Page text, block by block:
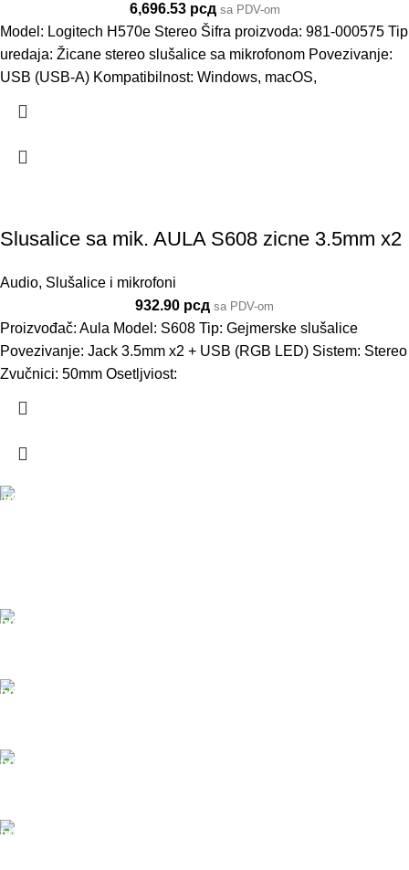
6,696.53 рсд sa PDV-om
Model: Logitech H570e Stereo Šifra proizvoda: 981-000575 Tip
uredaja: Žicane stereo slušalice sa mikrofonom Povezivanje:
USB (USB-A) Kompatibilnost: Windows, macOS,
Slusalice sa mik. AULA S608 zicne 3.5mm x2
Audio, Slušalice i mikrofoni
932.90 рсд sa PDV-om
Proizvođač: Aula Model: S608 Tip: Gejmerske slušalice
Povezivanje: Jack 3.5mm x2 + USB (RGB LED) Sistem: Stereo
Zvučnici: 50mm Osetljviost: